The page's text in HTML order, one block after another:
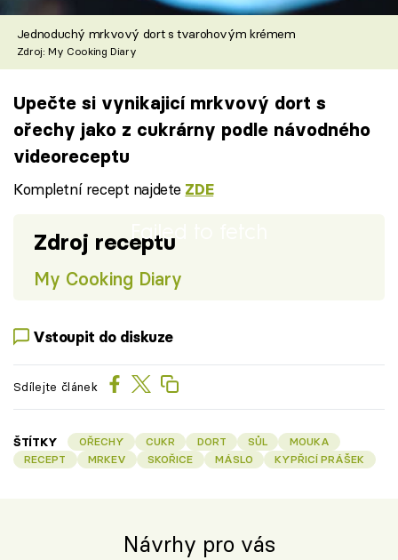
Jednoduchý mrkvový dort s tvarohovým krémem
Zdroj: My Cooking Diary
Upečte si vynikajicí mrkvový dort s
ořechy jako z cukrárny podle návodného
videoreceptu
Kompletní recept najdete ZDE
Failed to fetch
Zdroj receptu
My Cooking Diary
Vstoupit do diskuze
Sdílejte článek
ŠTÍTKY OŘECHY CUKR DORT SŮL
MOUKA
RECEPT
MRKEV SKOŘICE MÁSLO KYPŘICÍ PRÁŠEK
Návrhy pro vás